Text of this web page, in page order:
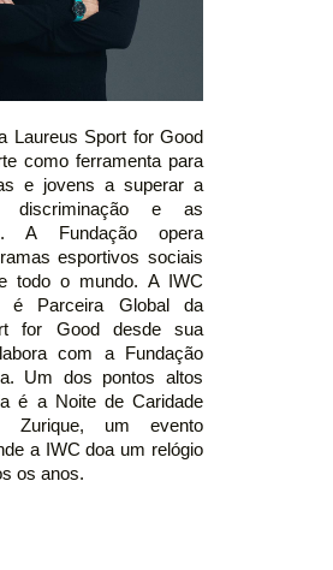
Laureus Sport for Good
como ferramenta para
e jovens a superar a
discriminação e as
A Fundação opera
esportivos sociais
todo o mundo. A IWC
é Parceira Global da
for Good desde sua
com a Fundação
Um dos pontos altos
é a Noite de Caridade
Zurique, um evento
a IWC doa um relógio
os anos.